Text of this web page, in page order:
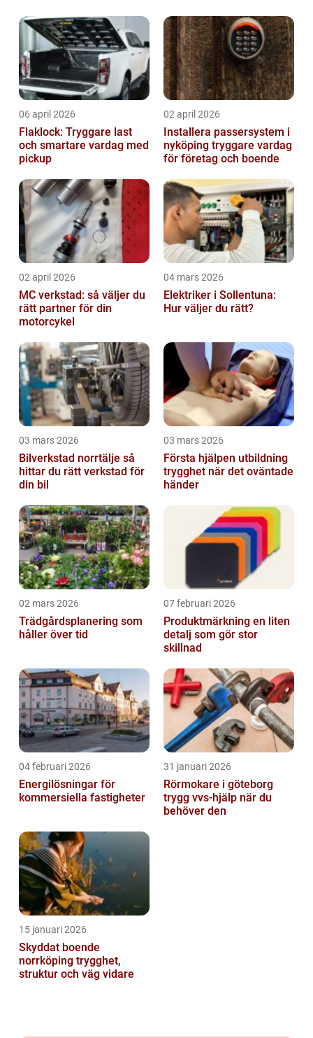
06 april 2026
Flaklock: Tryggare last
och smartare vardag med
pickup
02 april 2026
Installera passersystem i
nyköping tryggare vardag
för företag och boende
02 april 2026
MC verkstad: så väljer du
rätt partner för din
motorcykel
04 mars 2026
Elektriker i Sollentuna:
Hur väljer du rätt?
03 mars 2026
Bilverkstad norrtälje så
hittar du rätt verkstad för
din bil
03 mars 2026
Första hjälpen utbildning
trygghet när det oväntade
händer
02 mars 2026
Trädgårdsplanering som
håller över tid
07 februari 2026
Produktmärkning en liten
detalj som gör stor
skillnad
04 februari 2026
Energilösningar för
kommersiella fastigheter
31 januari 2026
Rörmokare i göteborg
trygg vvs-hjälp när du
behöver den
15 januari 2026
Skyddat boende
norrköping trygghet,
struktur och väg vidare